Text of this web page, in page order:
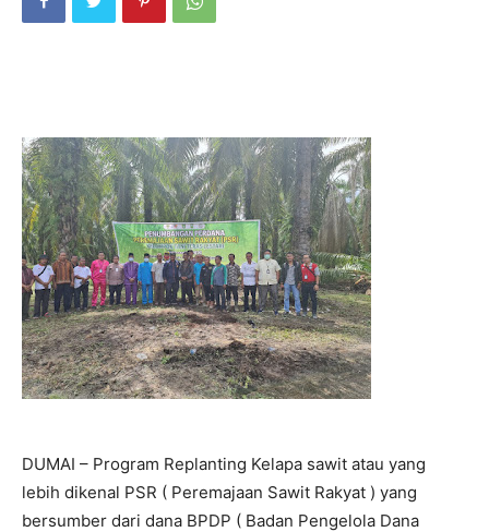
DUMAI – Program Replanting Kelapa sawit atau yang
lebih dikenal PSR ( Peremajaan Sawit Rakyat ) yang
bersumber dari dana BPDP ( Badan Pengelola Dana